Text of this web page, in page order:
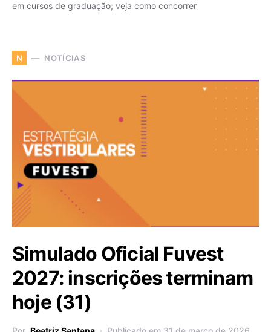
em cursos de graduação; veja como concorrer
N NOTÍCIAS
Simulado Oficial Fuvest
2027: inscrições terminam
hoje (31)